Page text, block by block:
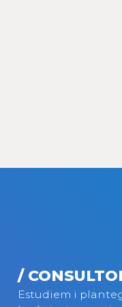
/
Estudiem i